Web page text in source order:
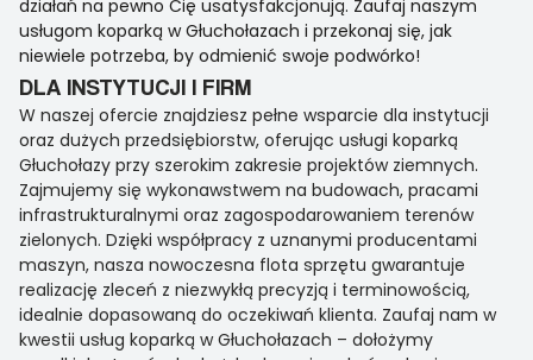
działań na pewno Cię usatysfakcjonują. Zaufaj naszym
usługom koparką w Głuchołazach i przekonaj się, jak
niewiele potrzeba, by odmienić swoje podwórko!
DLA INSTYTUCJI I FIRM
W naszej ofercie znajdziesz pełne wsparcie dla instytucji
oraz dużych przedsiębiorstw, oferując usługi koparką
Głuchołazy przy szerokim zakresie projektów ziemnych.
Zajmujemy się wykonawstwem na budowach, pracami
infrastrukturalnymi oraz zagospodarowaniem terenów
zielonych. Dzięki współpracy z uznanymi producentami
maszyn, nasza nowoczesna flota sprzętu gwarantuje
realizację zleceń z niezwykłą precyzją i terminowością,
idealnie dopasowaną do oczekiwań klienta. Zaufaj nam w
kwestii usług koparką w Głuchołazach – dołożymy